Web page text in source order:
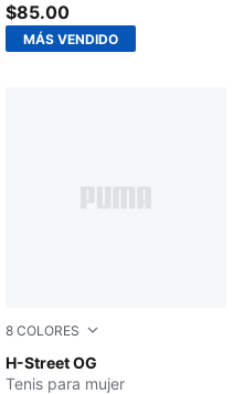
$85.00
MÁS VENDIDO
8 COLORES
H-Street OG
Fizzy Green-PUMA Silver
Tenis para mujer